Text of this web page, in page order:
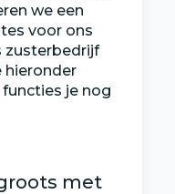
we een
voor ons
zusterbedrijf
hieronder
je nog
met